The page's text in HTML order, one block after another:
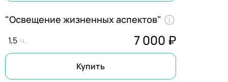
"Освещение жизненных аспектов"
1,5 7 000 ₽
Купить